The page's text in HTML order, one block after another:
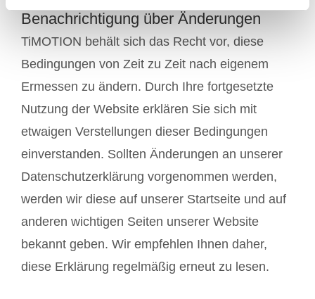
Benachrichtigung über Änderungen
TiMOTION behält sich das Recht vor, diese
Bedingungen von Zeit zu Zeit nach eigenem
Ermessen zu ändern. Durch Ihre fortgesetzte
Nutzung der Website erklären Sie sich mit
etwaigen Verstellungen dieser Bedingungen
einverstanden. Sollten Änderungen an unserer
Datenschutzerklärung vorgenommen werden,
werden wir diese auf unserer Startseite und auf
anderen wichtigen Seiten unserer Website
bekannt geben. Wir empfehlen Ihnen daher,
diese Erklärung regelmäßig erneut zu lesen.